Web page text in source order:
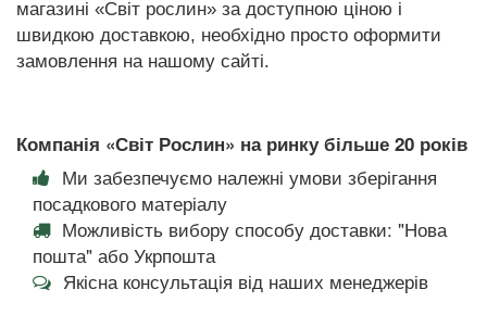
магазині «Світ рослин» за доступною ціною і
швидкою доставкою, необхідно просто оформити
замовлення на нашому сайті.
Компанія «Світ Рослин» на ринку більше 20 років
Ми забезпечуємо належні умови зберігання
посадкового матеріалу
Можливість вибору способу доставки: "Нова
пошта" або Укрпошта
Якісна консультація від наших менеджерів